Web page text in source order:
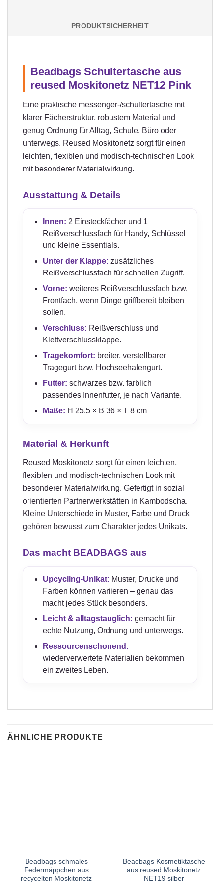
PRODUKTSICHERHEIT
Beadbags Schultertasche aus
reused Moskitonetz NET12 Pink
Eine praktische messenger-/schultertasche mit
klarer Fächerstruktur, robustem Material und
genug Ordnung für Alltag, Schule, Büro oder
unterwegs. Reused Moskitonetz sorgt für einen
leichten, flexiblen und modisch-technischen Look
mit besonderer Materialwirkung.
Ausstattung & Details
Innen: 2 Einsteckfächer und 1
Reißverschlussfach für Handy, Schlüssel
und kleine Essentials.
Unter der Klappe: zusätzliches
Reißverschlussfach für schnellen Zugriff.
Vorne: weiteres Reißverschlussfach bzw.
Frontfach, wenn Dinge griffbereit bleiben
sollen.
Verschluss: Reißverschluss und
Klettverschlussklappe.
Tragekomfort: breiter, verstellbarer
Tragegurt bzw. Hochseehafengurt.
Futter: schwarzes bzw. farblich
passendes Innenfutter, je nach Variante.
Maße: H 25,5 × B 36 × T 8 cm
Material & Herkunft
Reused Moskitonetz sorgt für einen leichten,
flexiblen und modisch-technischen Look mit
besonderer Materialwirkung. Gefertigt in sozial
orientierten Partnerwerkstätten in Kambodscha.
Kleine Unterschiede in Muster, Farbe und Druck
gehören bewusst zum Charakter jedes Unikats.
Das macht BEADBAGS aus
Upcycling-Unikat: Muster, Drucke und
Farben können variieren – genau das
macht jedes Stück besonders.
Leicht & alltagstauglich: gemacht für
echte Nutzung, Ordnung und unterwegs.
Ressourcenschonend:
wiederverwertete Materialien bekommen
ein zweites Leben.
ÄHNLICHE PRODUKTE
Beadbags schmales
Federmäppchen aus
recycelten Moskitonetz
Beadbags Kosmetiktasche
aus reused Moskitonetz
NET19 silber